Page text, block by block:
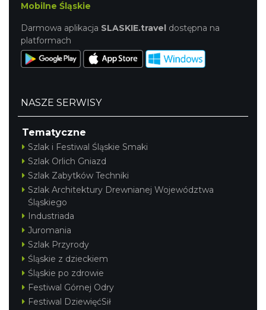
Mobilne Śląskie
Darmowa aplikacja SLASKIE.travel dostępna na
platformach
NASZE SERWISY
Tematyczne
Szlak i Festiwal Śląskie Smaki
Szlak Orlich Gniazd
Szlak Zabytków Techniki
Szlak Architektury Drewnianej Województwa
Śląskiego
Industriada
Juromania
Szlak Przyrody
Śląskie z dzieckiem
Śląskie po zdrowie
Festiwal Górnej Odry
Festiwal DziewięćSił